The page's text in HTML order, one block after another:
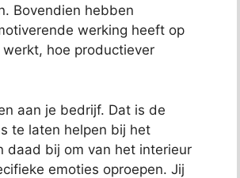
Bovendien hebben
werking heeft op
hoe productiever
aan je bedrijf. Dat is de
te laten helpen bij het
daad bij om van het interieur
emoties oproepen. Jij